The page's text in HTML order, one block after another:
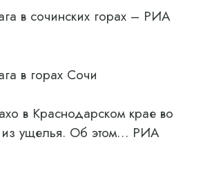
в сочинских горах – РИА
в горах Сочи
в Краснодарском крае во
из ущелья. Об этом… РИА